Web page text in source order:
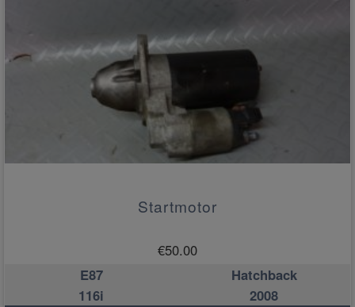
Startmotor
€50.00
E87
Hatchback
116i
2008